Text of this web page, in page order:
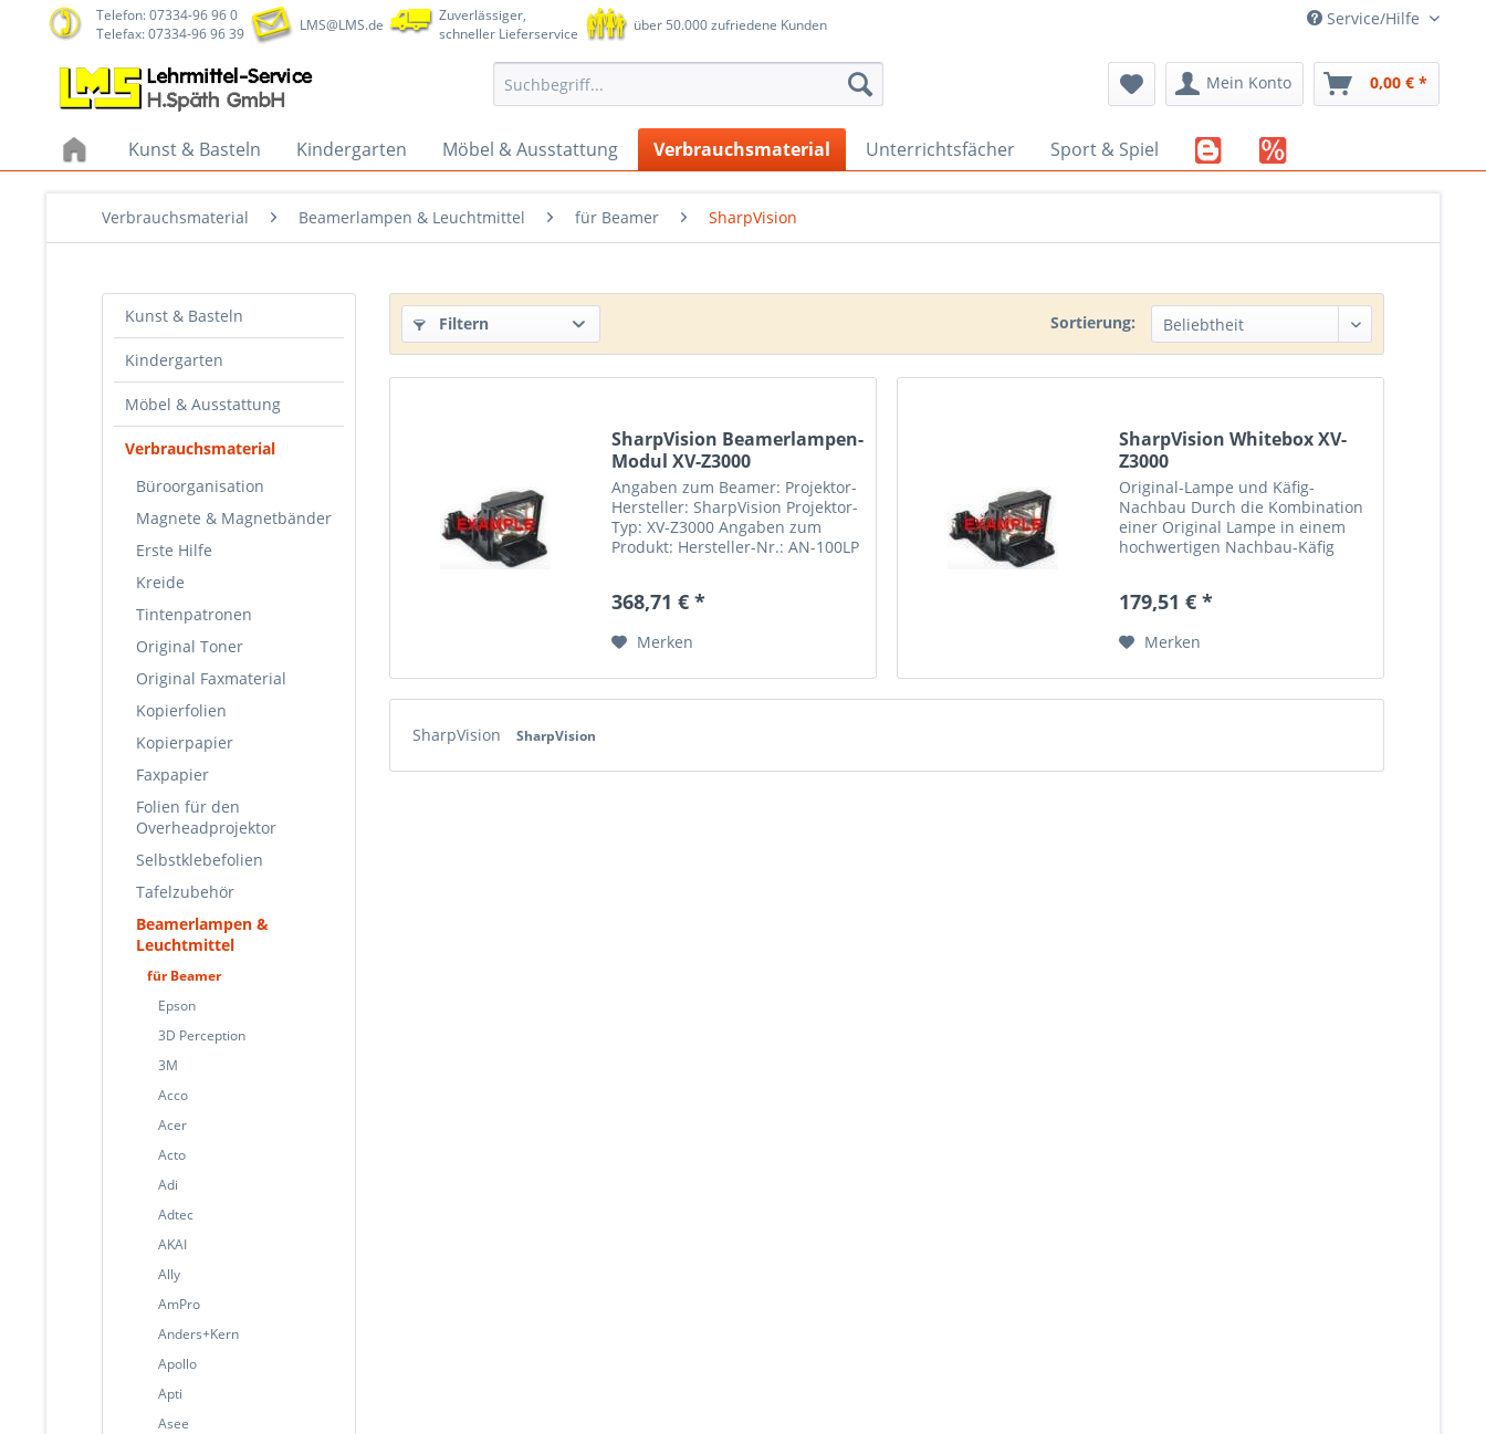
Telefon: 07334-96 96 0
Telefax: 07334-96 96 39
LMS@LMS.de
Zuverlässiger,
schneller Lieferservice
über 50.000 zufriedene Kunden Service/Hilfe
Mein Konto 0,00 € *
Kunst & Basteln Kindergarten Möbel & Ausstattung Verbrauchsmaterial Unterrichtsfächer Sport & Spiel
Verbrauchsmaterial Beamerlampen & Leuchtmittel für Beamer SharpVision
Kunst & Basteln
Kindergarten
Möbel & Ausstattung
Verbrauchsmaterial
Büroorganisation
Magnete & Magnetbänder
Erste Hilfe
Kreide
Tintenpatronen
Original Toner
Original Faxmaterial
Kopierfolien
Kopierpapier
Faxpapier
Folien für den
Overheadprojektor
Selbstklebefolien
Tafelzubehör
Beamerlampen &
Leuchtmittel
für Beamer
Epson
3D Perception
3M
Acco
Acer
Acto
Adi
Adtec
AKAI
Ally
AmPro
Anders+Kern
Apollo
Apti
Asee
Filtern Sortierung:
SharpVision Beamerlampen-
Modul XV-Z3000
Angaben zum Beamer: Projektor-
Hersteller: SharpVision Projektor-
Typ: XV-Z3000 Angaben zum
Produkt: Hersteller-Nr.: AN-100LP
1200 Mittlere Lebensdauer:
368,71 € *
Merken
SharpVision Whitebox XV-
Z3000
Original-Lampe und Käfig-
Nachbau Durch die Kombination
einer Original Lampe in einem
hochwertigen Nachbau-Käfig
der Leistung! Es wird die gleiche
179,51 € *
Merken
SharpVision SharpVision